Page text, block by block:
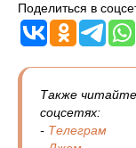
Поделиться в
Также
соцсетях:
- Телеграм